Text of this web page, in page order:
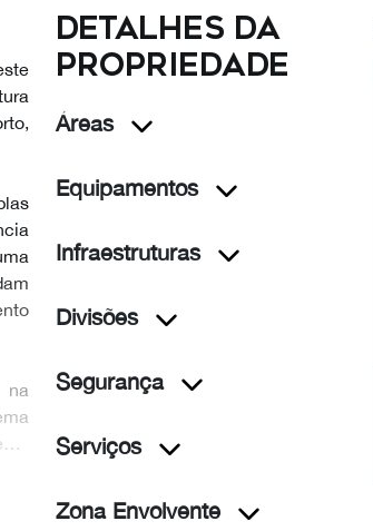
na
Detalhes da
propriedade
Áreas
Equipamentos
Infraestruturas
Divisões
Segurança
Serviços
Zona Envolvente